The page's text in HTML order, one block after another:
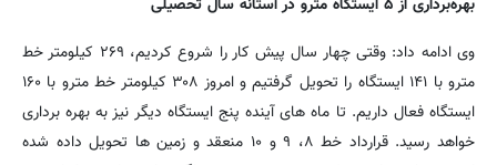
وی ادامه داد: وقتی چهار سال پیش کار را شروع کردیم، ۲۶۹ کیلومتر خط
مترو با ۱۴۱ ایستگاه را تحویل گرفتیم و امروز ۳۰۸ کیلومتر خط مترو با ۱۶۰
ایستگاه فعال داریم. تا ماه های آینده پنج ایستگاه دیگر نیز به بهره برداری
خواهد رسید. قرارداد خط ۸، ۹ و ۱۰ منعقد و زمین ها تحویل داده شده